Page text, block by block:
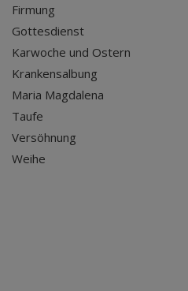
Firmung
Gottesdienst
Karwoche und Ostern
Krankensalbung
Maria Magdalena
Taufe
Versöhnung
Weihe